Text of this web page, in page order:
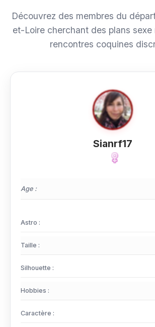
Découvrez des membres du
et-Loire cherchant des plans sexe
rencontres coquines
Sianrf17
Age :
Astro :
Taille :
Silhouette :
Hobbies :
Caractère :